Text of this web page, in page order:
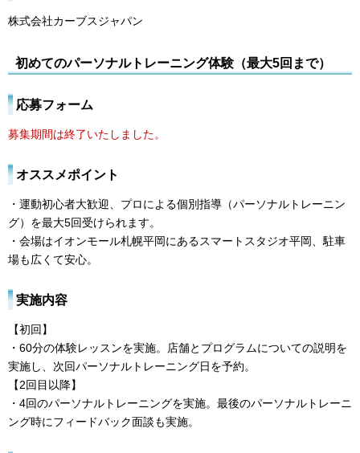
株式会社カーブスジャパン
初めてのパーソナルトレーニング体験（最大5回まで）
応募フォーム
募集期間は終了いたしました。
オススメポイント
・運動初心者大歓迎、プロによる個別指導（パーソナルトレーニン
グ）を最大5回受けられます。
・会場はイオンモール札幌平岡にあるスマートスタジオ平岡、駐車
場も広くて安心。
実施内容
【初回】
・60分の体験レッスンを実施。店舗とプログラムについての説明を
実施し、次回パーソナルトレーニング日を予約。
【2回目以降】
・4回のパーソナルトレーニングを実施。最後のパーソナルトレーニ
ング時にフィードバック面談も実施。